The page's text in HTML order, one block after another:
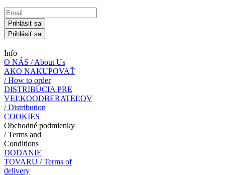
Prihlásiť sa
Prihlásiť sa
Info
O NÁS / About Us
AKO NAKUPOVAŤ
/ How to order
DISTRIBÚCIA PRE
VEĽKOODBERATEĽOV
/ Distribution
COOKIES
Obchodné podmienky
/ Terms and
Conditions
DODANIE
TOVARU / Terms of
delivery